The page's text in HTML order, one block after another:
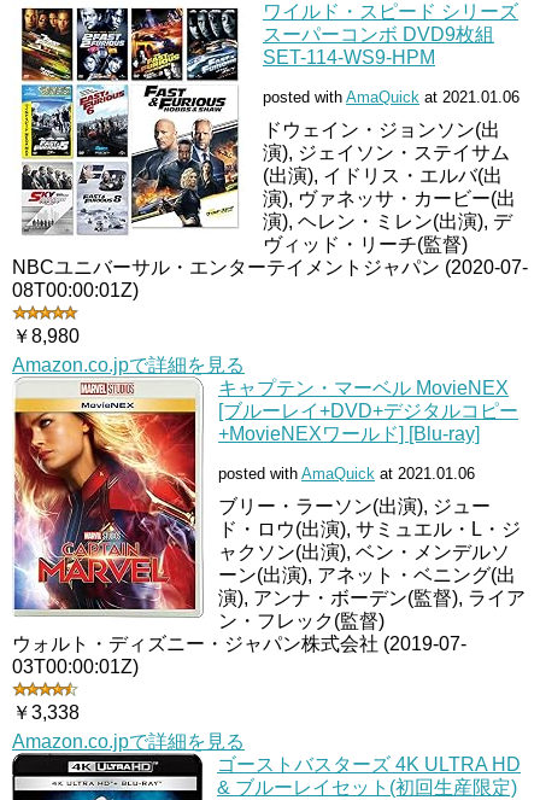
ワイルド・スピード シリーズ
スーパーコンボ DVD9枚組
SET-114-WS9-HPM
posted with AmaQuick at 2021.01.06
ドウェイン・ジョンソン(出
演), ジェイソン・ステイサム
(出演), イドリス・エルバ(出
演), ヴァネッサ・カービー(出
演), ヘレン・ミレン(出演), デ
ヴィッド・リーチ(監督)
NBCユニバーサル・エンターテイメントジャパン (2020-07-
08T00:00:01Z)
￥8,980
Amazon.co.jpで詳細を見る
キャプテン・マーベル MovieNEX
[ブルーレイ+DVD+デジタルコピー
+MovieNEXワールド] [Blu-ray]
posted with AmaQuick at 2021.01.06
ブリー・ラーソン(出演), ジュー
ド・ロウ(出演), サミュエル・L・ジ
ャクソン(出演), ベン・メンデルソ
ーン(出演), アネット・ベニング(出
演), アンナ・ボーデン(監督), ライア
ン・フレック(監督)
ウォルト・ディズニー・ジャパン株式会社 (2019-07-
03T00:00:01Z)
￥3,338
Amazon.co.jpで詳細を見る
ゴーストバスターズ 4K ULTRA HD
& ブルーレイセット(初回生産限定)